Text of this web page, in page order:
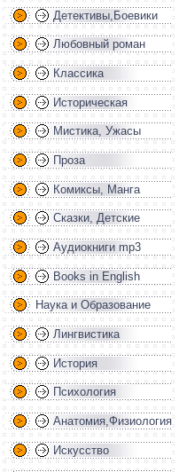
Детективы,Боевики
Любовный роман
Классика
Историческая
Мистика, Ужасы
Проза
Комиксы, Манга
Сказки, Детские
Аудиокниги mp3
Books in English
Наука и Образование
Лингвистика
История
Психология
Анатомия,Физиология
Искусство